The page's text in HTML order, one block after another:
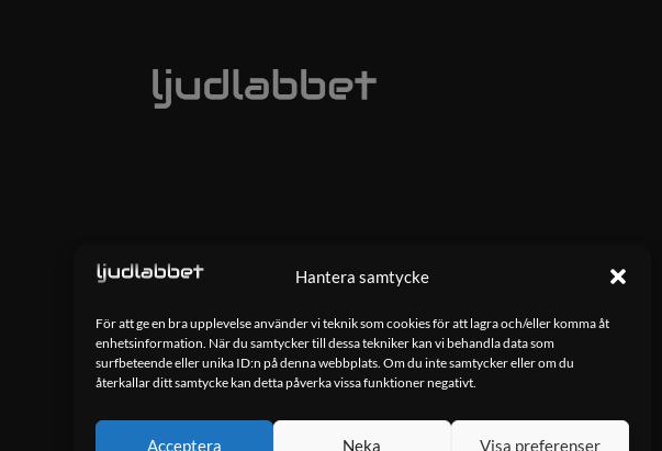
Hantera samtycke
För att ge en bra upplevelse använder vi teknik som cookies för att lagra och/eller komma åt
enhetsinformation. När du samtycker till dessa tekniker kan vi behandla data som
surfbeteende eller unika ID:n på denna webbplats. Om du inte samtycker eller om du
återkallar ditt samtycke kan detta påverka vissa funktioner negativt.
Acceptera Neka Visa preferenser